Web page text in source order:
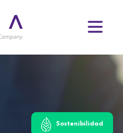
Infraestructura del Data Centers